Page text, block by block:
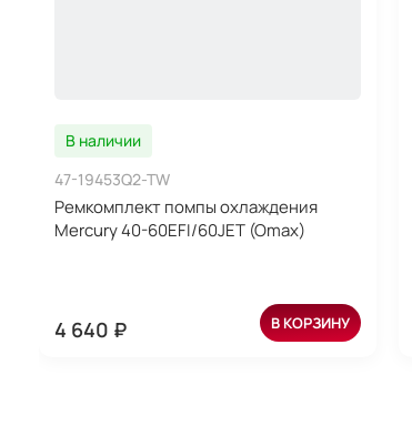
В наличии
47-19453Q2-TW
Ремкомплект помпы охлаждения
Mercury 40-60EFI/60JET (Omax)
4 640 ₽ В КОРЗИНУ